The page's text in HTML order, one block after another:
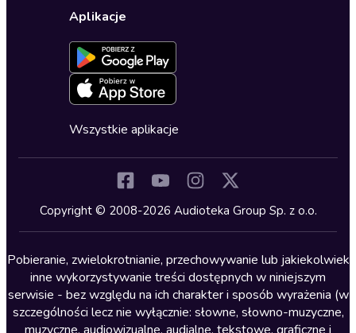
Dla młodzieży
Kryminały
Lektury szkolne
Literatura anglojęzyczna
Literatura faktu
Literatura obyczajowa
Ustawienia prywatności
Formularz zgłaszania nielegalnych treści
Deklaracja dostępności
Oferta dla firm i bibliotek
Dołącz do newslettera
Blog
Zapowiedzi
Cykle audiobooków
Aplikacje
Wszystkie aplikacje
Copyright © 2008-2026 Audioteka Group Sp. z o.o.
Pobieranie, zwielokrotnianie, przechowywanie lub jakiekolwiek
inne wykorzystywanie treści dostępnych w niniejszym
serwisie - bez względu na ich charakter i sposób wyrażenia (w
szczególności lecz nie wyłącznie: słowne, słowno-muzyczne,